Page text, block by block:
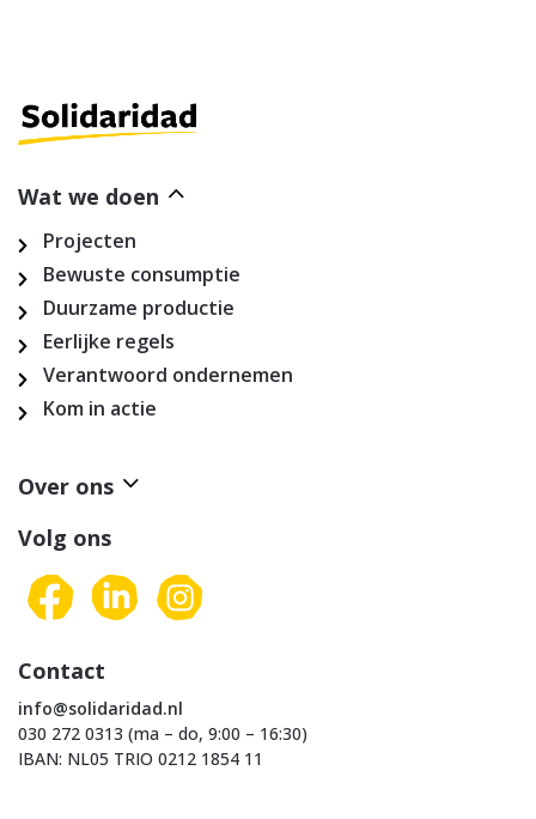
Wat we doen
Projecten
Bewuste consumptie
Duurzame productie
Eerlijke regels
Verantwoord ondernemen
Kom in actie
Over ons
Volg ons
Contact
info@solidaridad.nl
030 272 0313 (ma – do, 9:00 – 16:30)
IBAN: NL05 TRIO 0212 1854 11